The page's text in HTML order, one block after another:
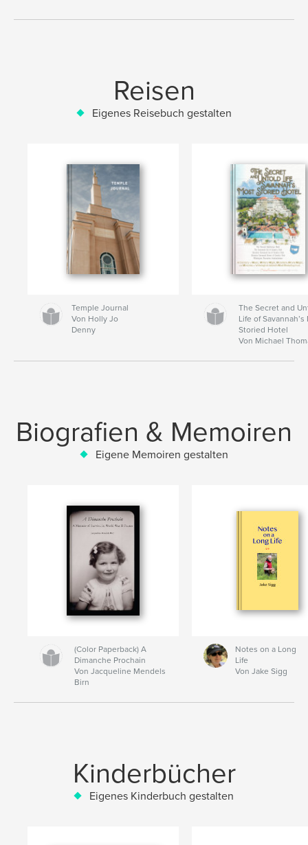
Reisen
Eigenes Reisebuch gestalten
Temple Journal
Von Holly Jo
Denny
The Secret and
Life of Savannah’s
Storied Hotel
Von Michael
Biografien & Memoiren
Eigene Memoiren gestalten
(Color Paperback) A
Dimanche Prochain
Von Jacqueline Mendels
Birn
Notes on a Long
Life
Von Jake Sigg
Kinderbücher
Eigenes Kinderbuch gestalten